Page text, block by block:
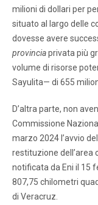
milioni di dollari per
situato al largo delle
dovesse avere
provinciaprivata più
volume di risorse
Sayulita— di 655
D’altra parte, non
Commissione
marzo 2024 l’avvio
restituzione dell’area
notificata da Eni il 15
807,75 chilometri
di Veracruz.